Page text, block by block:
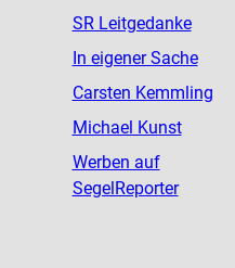
SR Leitgedanke
In eigener Sache
Carsten Kemmling
Michael Kunst
Werben auf
SegelReporter